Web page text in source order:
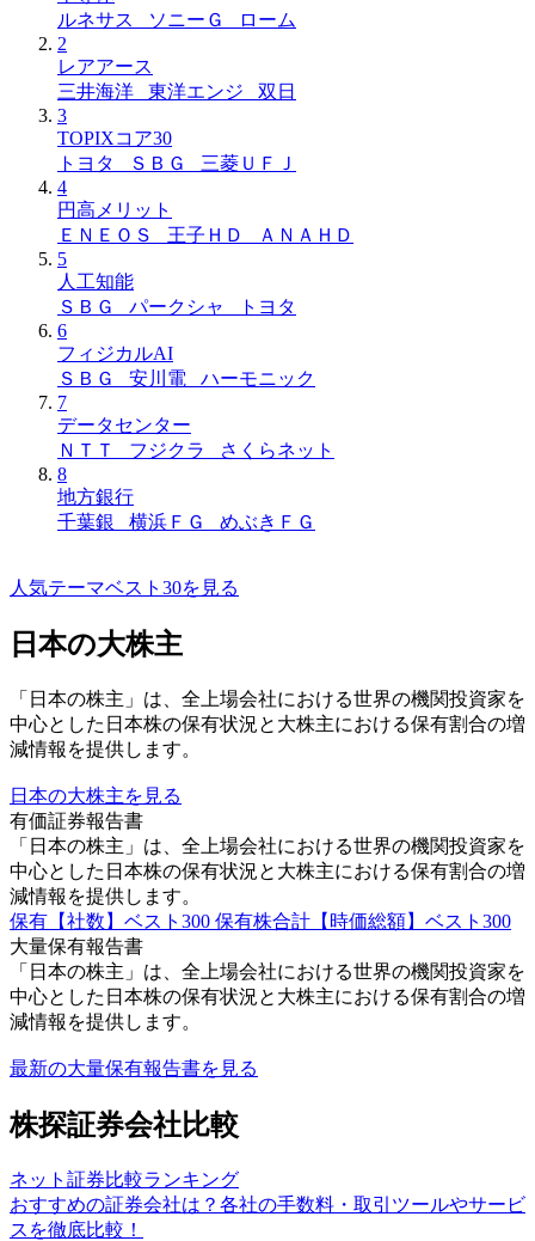
ルネサス ソニーＧ ローム
2
レアアース
三井海洋 東洋エンジ 双日
3
TOPIXコア30
トヨタ ＳＢＧ 三菱ＵＦＪ
4
円高メリット
ＥＮＥＯＳ 王子ＨＤ ＡＮＡＨＤ
5
人工知能
ＳＢＧ パークシャ トヨタ
6
フィジカルAI
ＳＢＧ 安川電 ハーモニック
7
データセンター
ＮＴＴ フジクラ さくらネット
8
地方銀行
千葉銀 横浜ＦＧ めぶきＦＧ
人気テーマベスト30を見る
日本の大株主
「日本の株主」は、全上場会社における世界の機関投資家を
中心とした日本株の保有状況と大株主における保有割合の増
減情報を提供します。
日本の大株主を見る
有価証券報告書
「日本の株主」は、全上場会社における世界の機関投資家を
中心とした日本株の保有状況と大株主における保有割合の増
減情報を提供します。
保有【社数】ベスト300 保有株合計【時価総額】ベスト300
大量保有報告書
「日本の株主」は、全上場会社における世界の機関投資家を
中心とした日本株の保有状況と大株主における保有割合の増
減情報を提供します。
最新の大量保有報告書を見る
株探証券会社比較
ネット証券比較ランキング
おすすめの証券会社は？各社の手数料・取引ツールやサービ
スを徹底比較！